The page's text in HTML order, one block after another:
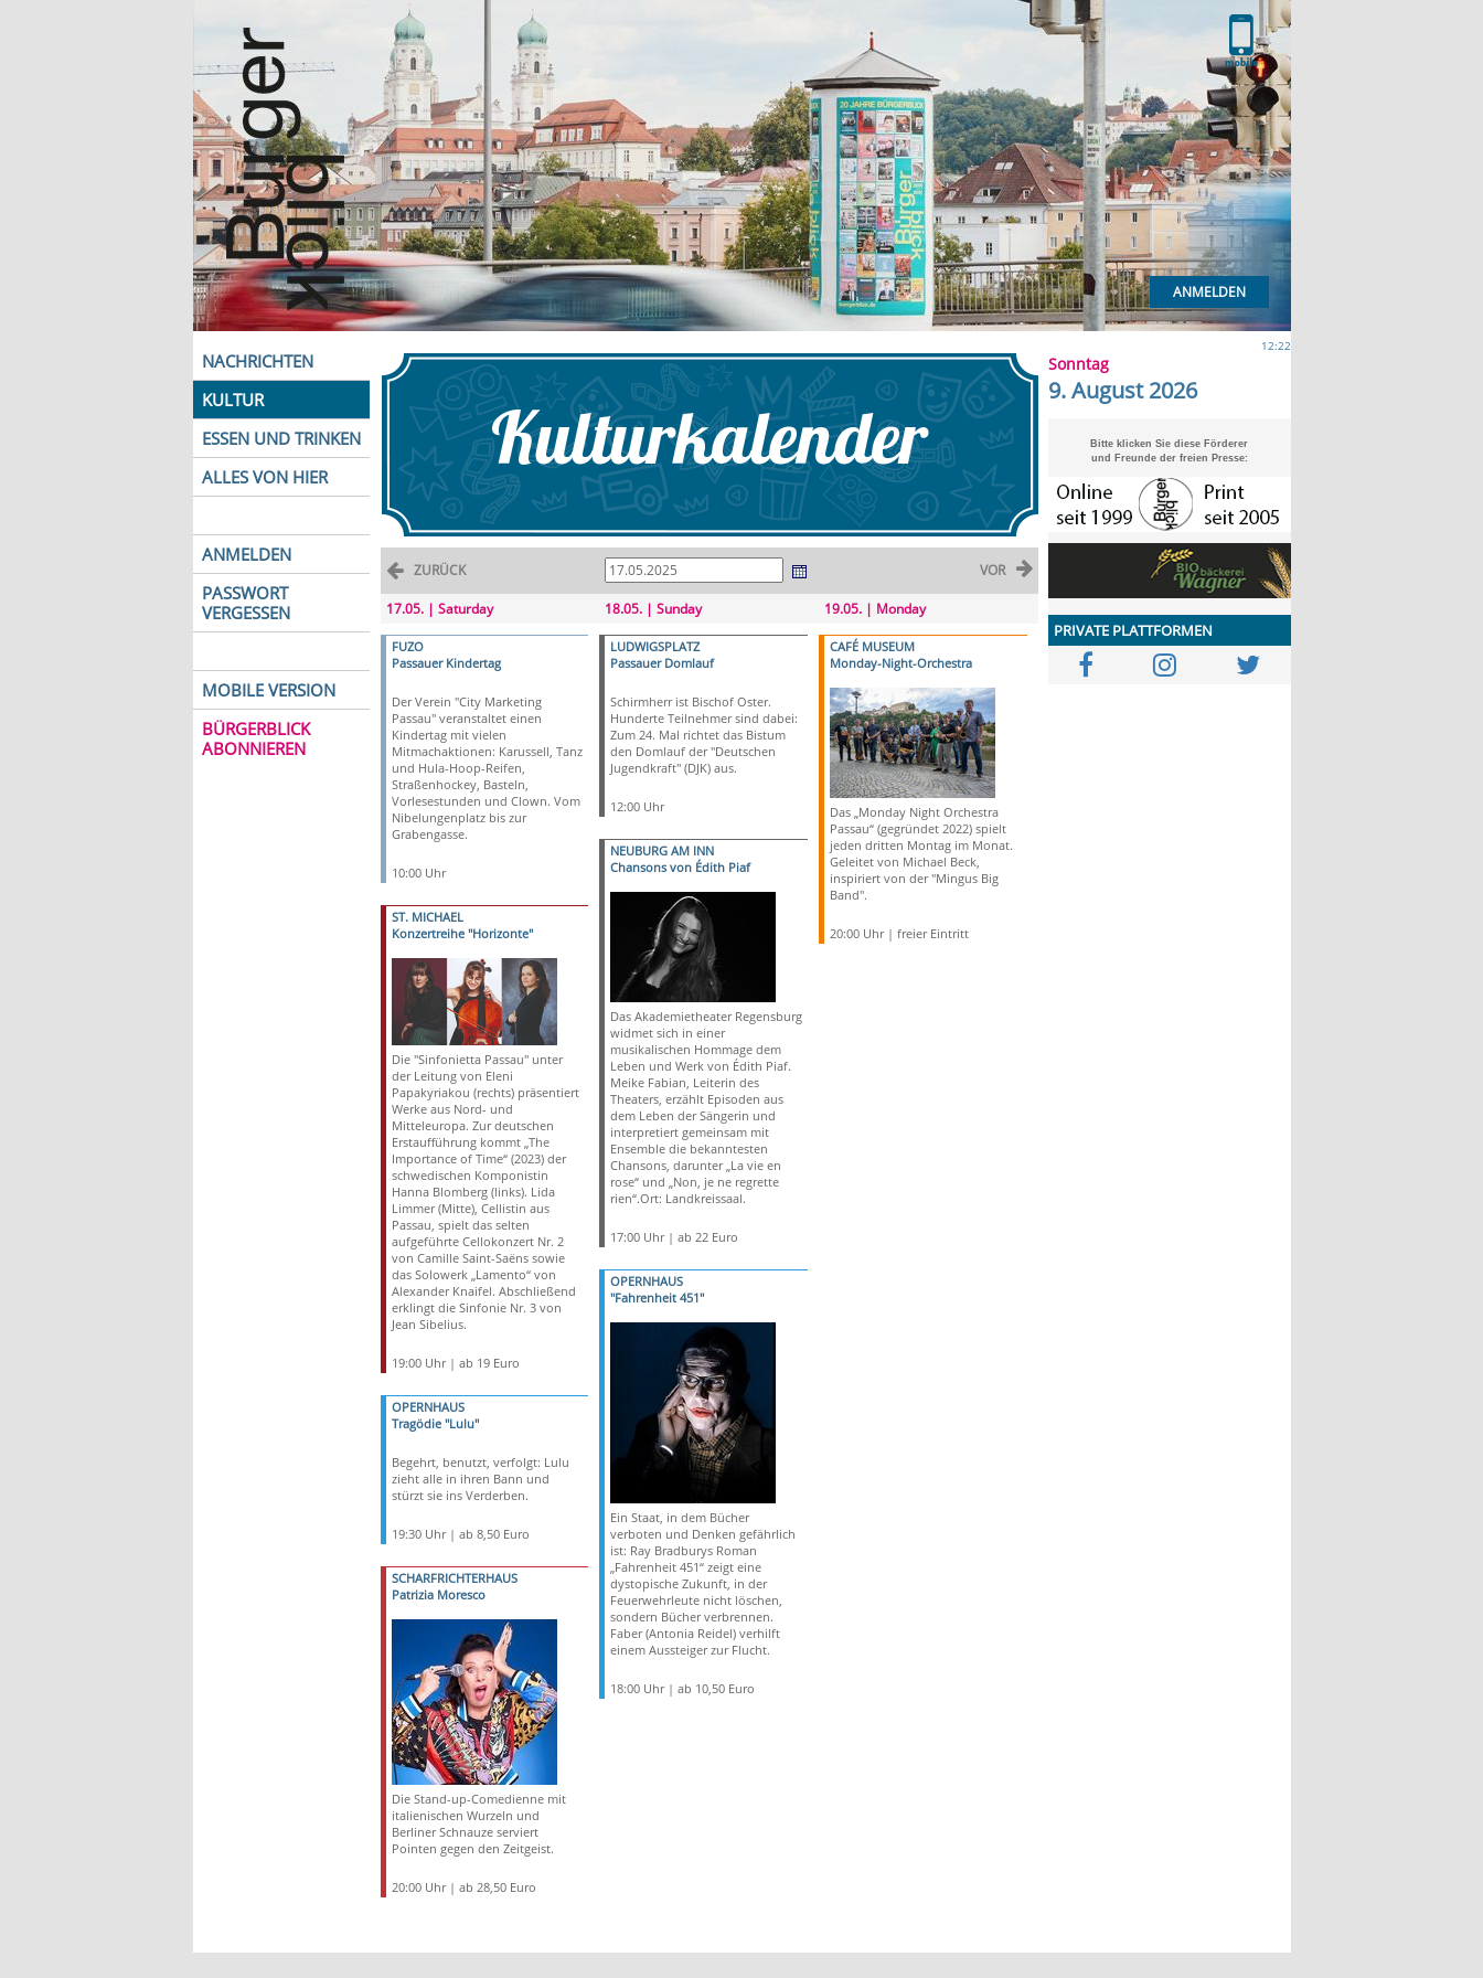
ANMELDEN
NACHRICHTEN
KULTUR
ESSEN UND TRINKEN
ALLES VON HIER
ANMELDEN
PASSWORT
VERGESSEN
MOBILE VERSION
BÜRGERBLICK
ABONNIEREN
ZURÜCK VOR
17.05. | Saturday
FUZO
Passauer Kindertag
Der Verein "City Marketing
Passau" veranstaltet einen
Kindertag mit vielen
Mitmachaktionen: Karussell, Tanz
und Hula-Hoop-Reifen,
Straßenhockey, Basteln,
Vorlesestunden und Clown. Vom
Nibelungenplatz bis zur
Grabengasse.
10:00 Uhr
ST. MICHAEL
Konzertreihe "Horizonte"
Die "Sinfonietta Passau" unter
der Leitung von Eleni
Papakyriakou (rechts) präsentiert
Werke aus Nord- und
Mitteleuropa. Zur deutschen
Erstaufführung kommt „The
Importance of Time“ (2023) der
schwedischen Komponistin
Hanna Blomberg (links). Lida
Limmer (Mitte), Cellistin aus
Passau, spielt das selten
aufgeführte Cellokonzert Nr. 2
von Camille Saint-Saëns sowie
das Solowerk „Lamento“ von
Alexander Knaifel. Abschließend
erklingt die Sinfonie Nr. 3 von
Jean Sibelius.
19:00 Uhr | ab 19 Euro
OPERNHAUS
Tragödie "Lulu"
Begehrt, benutzt, verfolgt: Lulu
zieht alle in ihren Bann und
stürzt sie ins Verderben.
19:30 Uhr | ab 8,50 Euro
SCHARFRICHTERHAUS
Patrizia Moresco
Die Stand-up-Comedienne mit
italienischen Wurzeln und
Berliner Schnauze serviert
Pointen gegen den Zeitgeist.
20:00 Uhr | ab 28,50 Euro
18.05. | Sunday
LUDWIGSPLATZ
Passauer Domlauf
Schirmherr ist Bischof Oster.
Hunderte Teilnehmer sind dabei:
Zum 24. Mal richtet das Bistum
den Domlauf der "Deutschen
Jugendkraft" (DJK) aus.
12:00 Uhr
NEUBURG AM INN
Chansons von Édith Piaf
Das Akademietheater Regensburg
widmet sich in einer
musikalischen Hommage dem
Leben und Werk von Édith Piaf.
Meike Fabian, Leiterin des
Theaters, erzählt Episoden aus
dem Leben der Sängerin und
interpretiert gemeinsam mit
Ensemble die bekanntesten
Chansons, darunter „La vie en
rose“ und „Non, je ne regrette
rien“.Ort: Landkreissaal.
17:00 Uhr | ab 22 Euro
OPERNHAUS
"Fahrenheit 451"
Ein Staat, in dem Bücher
verboten und Denken gefährlich
ist: Ray Bradburys Roman
„Fahrenheit 451“ zeigt eine
dystopische Zukunft, in der
Feuerwehrleute nicht löschen,
sondern Bücher verbrennen.
Faber (Antonia Reidel) verhilft
einem Aussteiger zur Flucht.
18:00 Uhr | ab 10,50 Euro
19.05. | Monday
CAFÉ MUSEUM
Monday-Night-Orchestra
Das „Monday Night Orchestra
Passau“ (gegründet 2022) spielt
jeden dritten Montag im Monat.
Geleitet von Michael Beck,
inspiriert von der "Mingus Big
Band".
20:00 Uhr | freier Eintritt
12:22
Sonntag
9. August 2026
Bitte klicken Sie diese Förderer
und Freunde der freien Presse:
PRIVATE PLATTFORMEN